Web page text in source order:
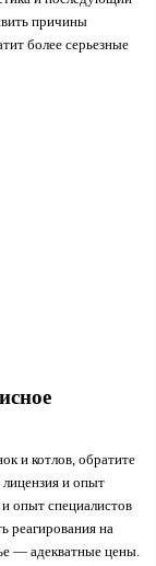
причины
более серьезные
и котлов, обратите
и опыт
опыт специалистов
реагирования на
— адекватные цены.